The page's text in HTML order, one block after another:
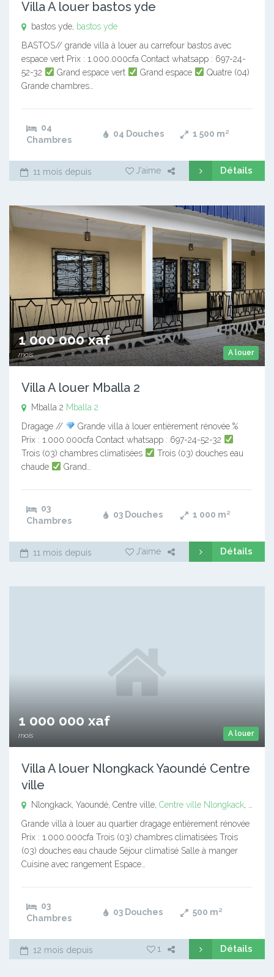
Villa A louer bastos yde
bastos yde, bastos yde
BASTOS// grande villa à louer au carrefour bastos avec
espace vert Prix : 1.000.000cfa Contact whatsapp : 697-24-
52-32
Grand espace vert Grand espace
Quatre (04)
Grande chambres…
04
Chambres
04 Douches 1 500 m²
11 mois depuis J'aime Détails
A louer
1 000 000 xaf
mois
Villa A louer Mballa 2
Mballa 2 Mballa 2
Dragage //
Grande villa à louer entièrement rénovée %
Prix : 1.000.000cfa Contact whatsapp : 697-24-52-32
Trois (03) chambres climatisées
Trois (03) douches eau
chaude
Grand…
03
Chambres
03 Douches 1 000 m²
11 mois depuis J'aime Détails
A louer
1 000 000 xaf
mois
Villa A louer Nlongkack Yaoundé Centre
ville
Nlongkack, Yaoundé, Centre ville, Centre ville Nlongkack
Grande villa à louer au quartier dragage entièrement rénovée
Prix : 1.000.000cfa Trois (03) chambres climatisées Trois
(03) douches eau chaude Séjour climatisé Salle à manger
Cuisine avec rangement Espace…
03
Chambres
03 Douches 500 m²
12 mois depuis 1 Détails